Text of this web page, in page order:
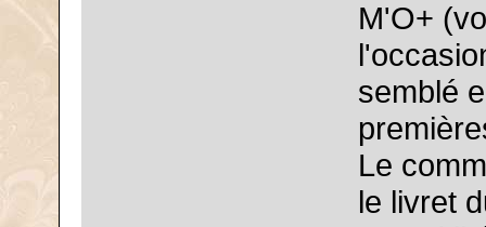
M'O+
semblé
Le
le livret